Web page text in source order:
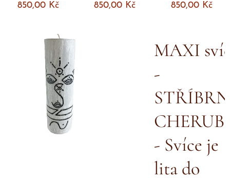
850,00 Kč 850,00 Kč 850,00Kč
MAXI
-
- Svíce je
lita do